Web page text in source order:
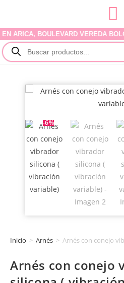
ARICA, BOULEVARD VEREDA
Inicio > Arnés > Arnés con conejo
Arnés con conejo
-6%